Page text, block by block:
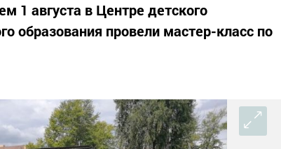
1 августа в Центре детского
образования провели мастер-класс по